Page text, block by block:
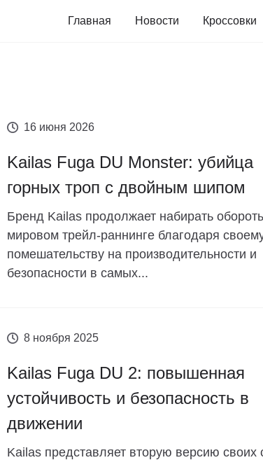
Главная Новости Кроссовки
16 июня 2026
Kailas Fuga DU Monster: убийца
горных троп с двойным шипом
Бренд Kailas продолжает набирать
мировом трейл-раннинге благодаря
помешательству на производительности и
безопасности в самых...
8 ноября 2025
Kailas Fuga DU 2: повышенная
устойчивость и безопасность в
движении
Kailas представляет вторую версию своих